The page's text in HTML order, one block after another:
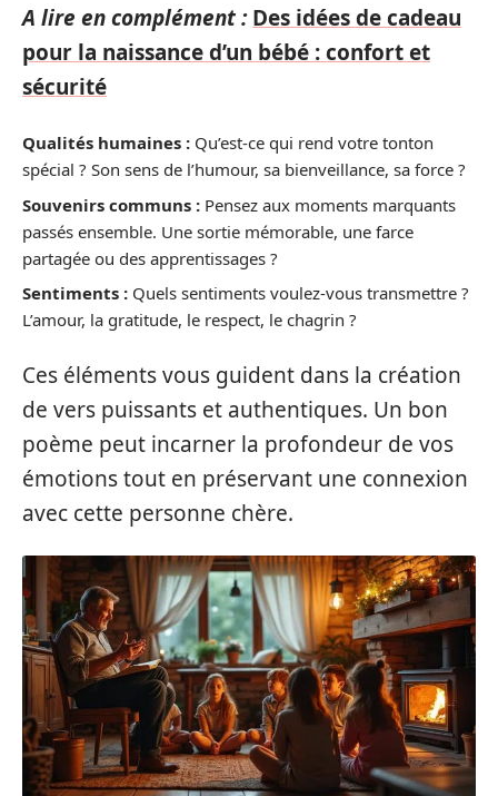
A lire en complément : Des idées de cadeau
pour la naissance d’un bébé : confort et
sécurité
Qualités humaines : Qu’est-ce qui rend votre tonton
spécial ? Son sens de l’humour, sa bienveillance, sa force ?
Souvenirs communs : Pensez aux moments marquants
passés ensemble. Une sortie mémorable, une farce
partagée ou des apprentissages ?
Sentiments : Quels sentiments voulez-vous transmettre ?
L’amour, la gratitude, le respect, le chagrin ?
Ces éléments vous guident dans la création
de vers puissants et authentiques. Un bon
poème peut incarner la profondeur de vos
émotions tout en préservant une connexion
avec cette personne chère.